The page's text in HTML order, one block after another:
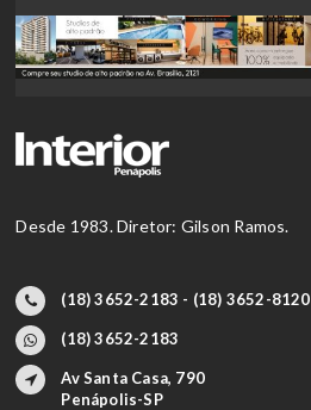
Desde 1983. Diretor: Gilson Ramos.
(18) 3652-2183 - (18) 3652-8120
(18) 3652-2183
Av Santa Casa, 790
Penápolis-SP